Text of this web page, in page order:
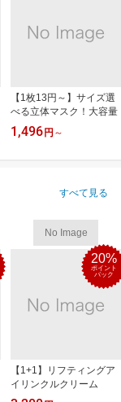
【1枚13円～】サイズ選
べる立体マスク！大容量
1,496 円 ～
すべて見る
No Image
20%
ポイント
バック
【1+1】リフティングア
イリンクルクリーム